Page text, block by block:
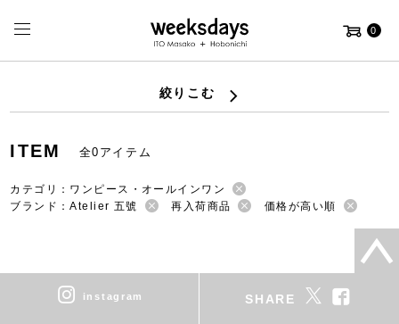
0
絞りこむ
ITEM 全0アイテム
カテゴリ：ワンピース・オールインワン
ブランド：Atelier 五號
再入荷商品 価格が高い順
instagram SHARE